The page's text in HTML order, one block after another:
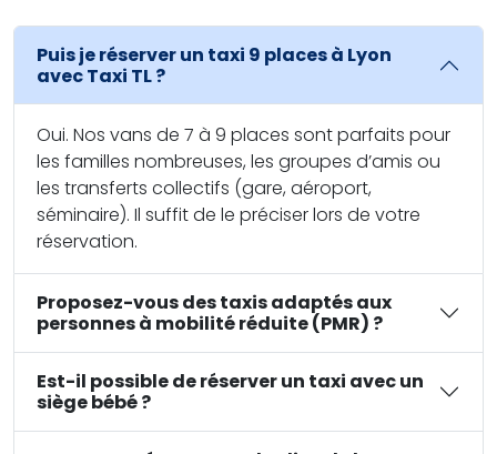
Puis je réserver un taxi 9 places à Lyon
avec Taxi TL ?
Oui. Nos vans de 7 à 9 places sont parfaits pour
les familles nombreuses, les groupes d’amis ou
les transferts collectifs (gare, aéroport,
séminaire). Il suffit de le préciser lors de votre
réservation.
Proposez-vous des taxis adaptés aux
personnes à mobilité réduite (PMR) ?
Est-il possible de réserver un taxi avec un
siège bébé ?